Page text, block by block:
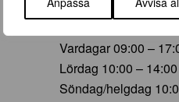
Vardagar 09:00 –
Lördag 10:00 – 14:00
Söndag/helgdag